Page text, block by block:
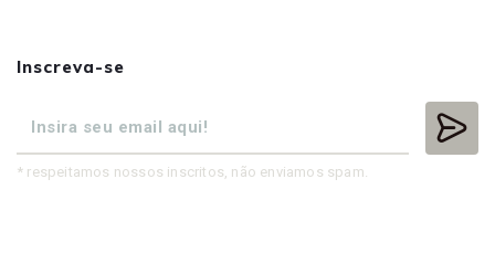
Inscreva-se
* respeitamos nossos inscritos, não enviamos spam.